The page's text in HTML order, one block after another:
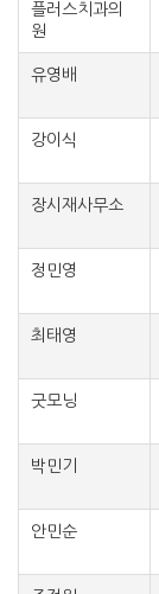
플러스치과의
원
유영배
강이식
장시재사무소
정민영
최태영
굿모닝
박민기
안민순